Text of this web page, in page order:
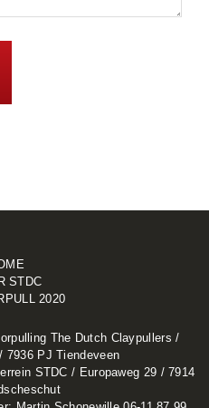
STDC
2020
The Dutch Claypullers /
7936 PJ Tiendeveen
STDC / Europaweg 29 / 7914